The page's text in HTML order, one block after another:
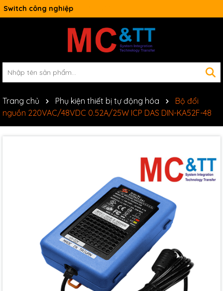
Switch công nghiệp
Trang chủ Phụ kiện thiết bị tự động hóa
Bộ đổi
nguồn 220VAC/48VDC 0.52A/25W ICP DAS DIN-KA52F-48